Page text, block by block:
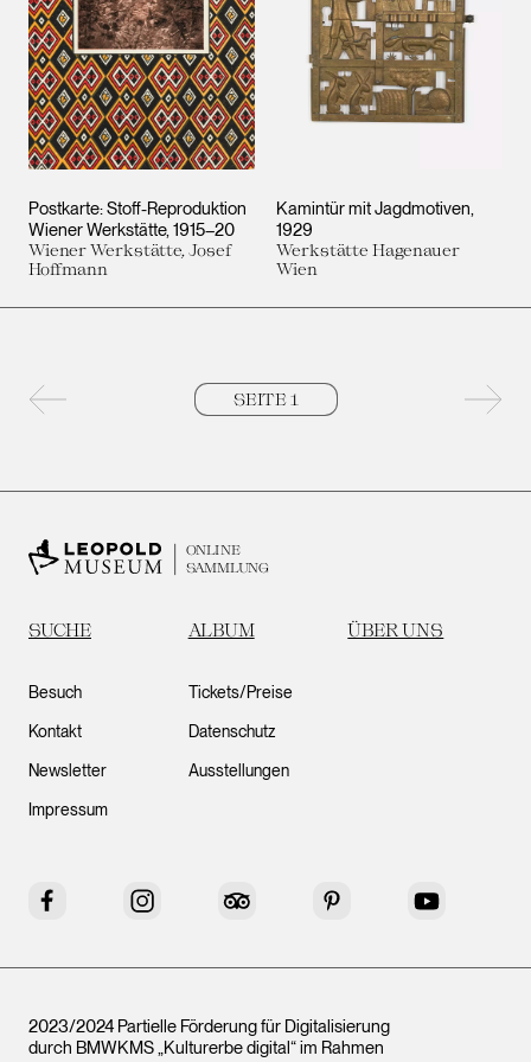
Postkarte: Stoff-Reproduktion
Wiener Werkstätte 1915–20
Wiener Werkstätte, Josef
Hoffmann
Kamintür mit Jagdmotiven
1929
Werkstätte Hagenauer
Wien
ONLINE
SAMMLUNG
SUCHE ALBUM ÜBER UNS
Besuch
Kontakt
Newsletter
Impressum
Tickets/Preise
Datenschutz
Ausstellungen
Facebook Instagram Tripadvisor Pinterest YouTube
2023/2024 Partielle Förderung für Digitalisierung
durch BMWKMS „Kulturerbe digital“ im Rahmen